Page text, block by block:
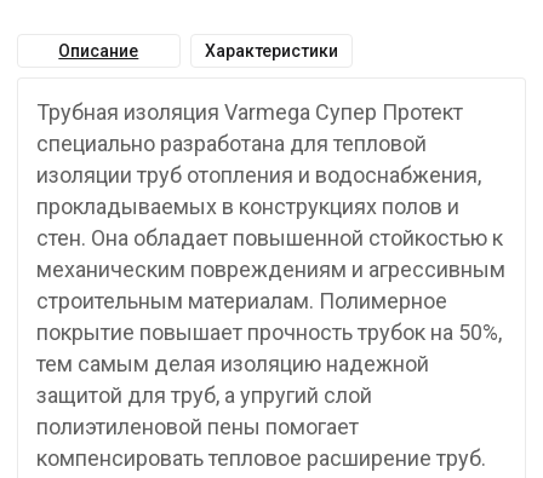
Описание Характеристики
Трубная изоляция Varmega Супер Протект
специально разработана для тепловой
изоляции труб отопления и водоснабжения,
прокладываемых в конструкциях полов и
стен. Она обладает повышенной стойкостью к
механическим повреждениям и агрессивным
строительным материалам. Полимерное
покрытие повышает прочность трубок на 50%,
тем самым делая изоляцию надежной
защитой для труб, а упругий слой
полиэтиленовой пены помогает
компенсировать тепловое расширение труб.